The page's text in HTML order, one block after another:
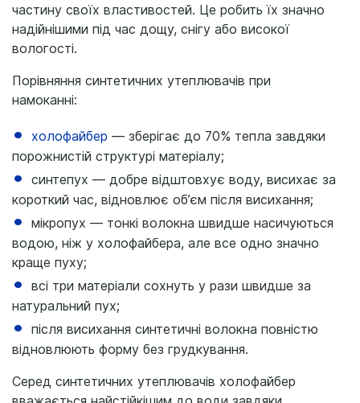
частину своїх властивостей. Це робить їх значно
надійнішими під час дощу, снігу або високої
вологості.
Порівняння синтетичних утеплювачів при
намоканні:
холофайбер — зберігає до 70% тепла завдяки
порожнистій структурі матеріалу;
синтепух — добре відштовхує воду, висихає за
короткий час, відновлює об’єм після висихання;
мікропух — тонкі волокна швидше насичуються
водою, ніж у холофайбера, але все одно значно
краще пуху;
всі три матеріали сохнуть у рази швидше за
натуральний пух;
після висихання синтетичні волокна повністю
відновлюють форму без грудкування.
Серед синтетичних утеплювачів холофайбер